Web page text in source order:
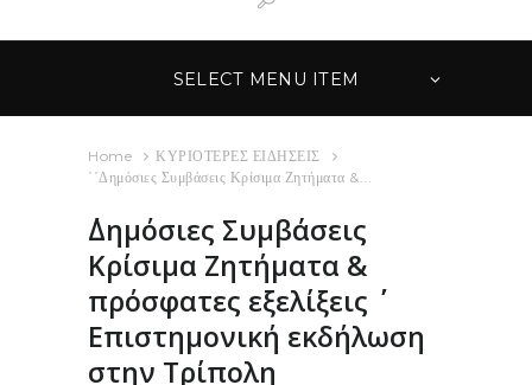
SELECT MENU ITEM
Home
ΚΥΡΙΟΤΕΡΕΣ ΕΙΔΗΣΕΙΣ
΄΄Δημόσιες Συμβάσεις Κρίσιμα Ζητήματα &...
΄΄Δημόσιες Συμβάσεις
Κρίσιμα Ζητήματα &
πρόσφατες εξελίξεις ΄΄
Επιστημονική εκδήλωση
στην Τρίπολη